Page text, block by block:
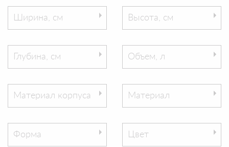
Ширина, см Высота, см
Глубина, см Объем, л
Материал корпуса Материал
Форма Цвет